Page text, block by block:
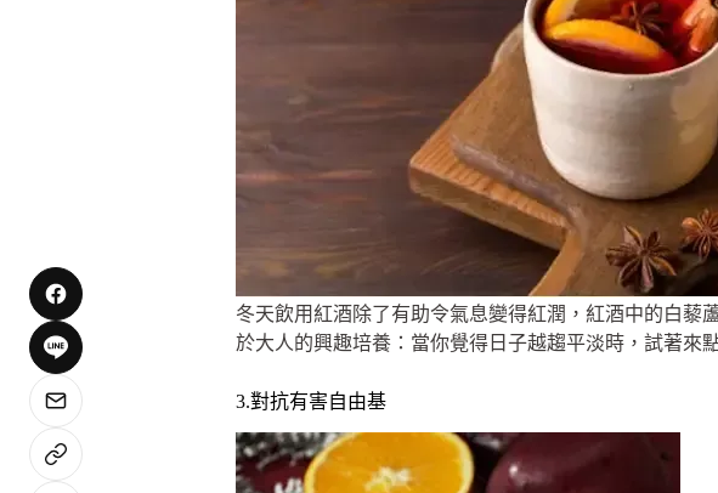
冬天飲用紅酒除了有助令氣息變得紅潤，紅酒中的白藜
於大人的興趣培養：當你覺得日子越趨平淡時，試著來
3.對抗有害自由基